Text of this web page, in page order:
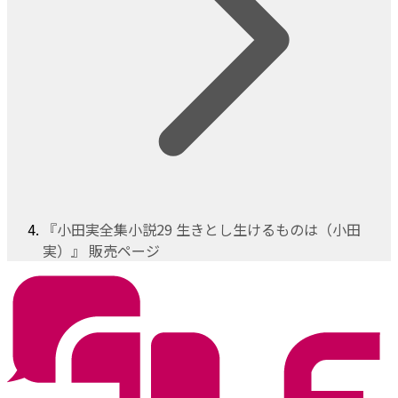
『小田実全集小説29 生きとし生けるものは（小田
実）』 販売ページ